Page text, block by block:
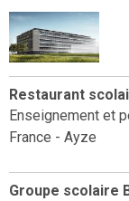
Restaurant
Enseignement et
France - Ayze
Groupe scolaire